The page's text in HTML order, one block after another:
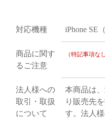
対応機種 iPhone SE
商品に関す
るご注意
（特記事項なし
法人様への
取引・取扱
について
本商品は
り販売先
す。法人